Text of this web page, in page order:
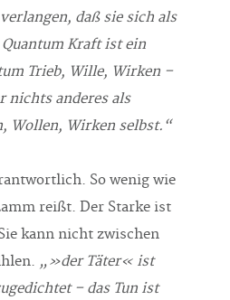
daß sie sich als
Kraft ist ein
Trieb, Wille, Wirken –
nichts anderes als
Wollen, Wirken selbst.“
So wenig wie
reißt. Der Starke ist
kann nicht zwischen
„»der Täter« ist
– das Tun ist